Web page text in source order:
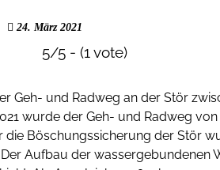
24. März 2021
5/5 - (1 vote)
Geh- und Radweg an der Stör
wurde der Geh- und Radweg
die Böschungssicherung der Stör
Aufbau der wassergebundenen